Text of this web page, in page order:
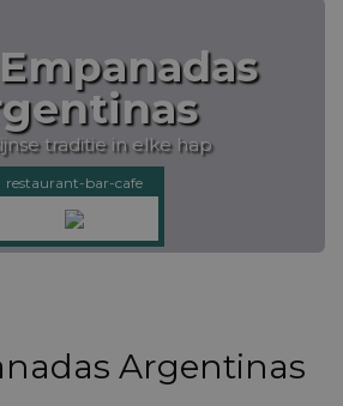
traditie in elke hap
restaurant-bar-cafe
Argentinas